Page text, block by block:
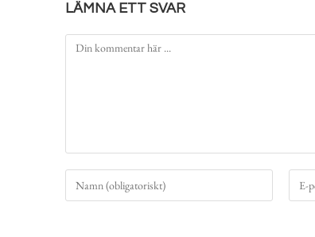
LÄMNA ETT SVAR